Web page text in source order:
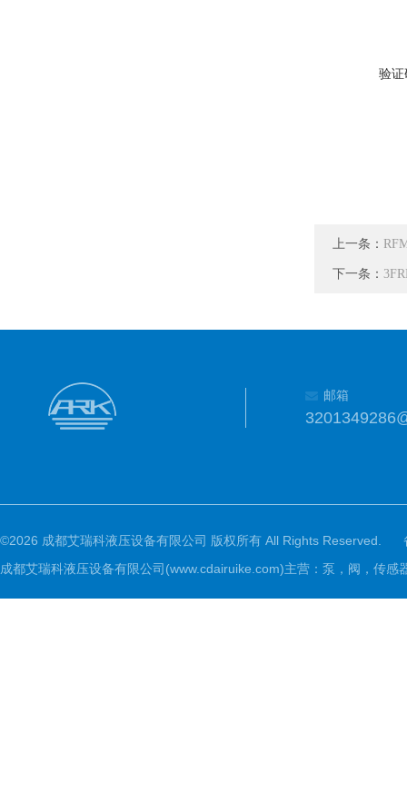
验
上一条：
下一条：
邮箱
©2026 成都艾瑞科液压设备有限公司 版权所有 All Rights Reserved.
成都艾瑞科液压设备有限公司(www.cdairuike.com)主营：泵，阀，传